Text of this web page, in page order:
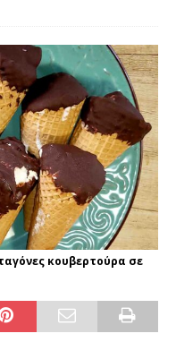
κουβερτούρα σε